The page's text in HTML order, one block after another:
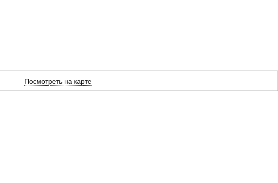
агитационные плакаты, сатирические карикатуры, фотографии, открытки и
предметов (одежда, игрушки, пластинки, медицинские инструменты,
и документов. Большинство экспонатов демонстрируется впервые.
государственным архивом кинофотофонодокументов Санкт-Петербурга.
Посмотреть на карте